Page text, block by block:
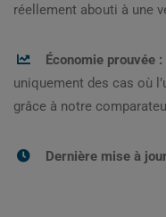
réellement abouti à une
Économie prouvée :
uniquement des cas où
grâce à notre
Dernière mise à